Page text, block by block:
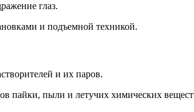
глаз.
и подъемной техникой.
и их паров.
пайки, пыли и летучих химических